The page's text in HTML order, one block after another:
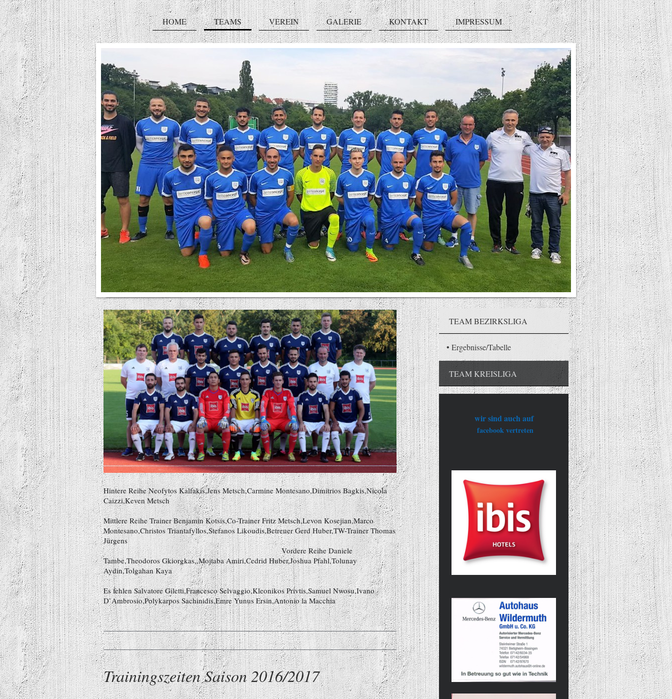
HOME TEAMS VEREIN GALERIE KONTAKT IMPRESSUM
Hintere Reihe Neofytos Kalfakis,Jens Metsch,Carmine Montesano,Dimitrios Bagkis,Nicola
Caizzi,Keven Metsch
Mittlere Reihe Trainer Benjamin Kotsis,Co-Trainer Fritz Metsch,Levon Kosejian,Marco
Montesano,Christos Triantafyllos,Stefanos Likoudis,Betreuer Gerd Huber,TW-Trainer Thomas
Jürgens
Vordere Reihe Daniele
Tambe,Theodoros Gkiorgkas,,Mojtaba Amiri,Cedrid Huber,Joshua Pfahl,Tolunay
Aydin,Tolgahan Kaya
Es fehlen Salvatore Giletti,Francesco Selvaggio,Kleonikos Privtis,Samuel Nwosu,Ivano
D`Ambrosio,Polykarpos Sachinidis,Emre Yunus Ersin,Antonio la Macchia
Trainingszeiten Saison 2016/2017
TEAM BEZIRKSLIGA
Ergebnisse/Tabelle
TEAM KREISLIGA
wir sind auch auf
facebook vertreten